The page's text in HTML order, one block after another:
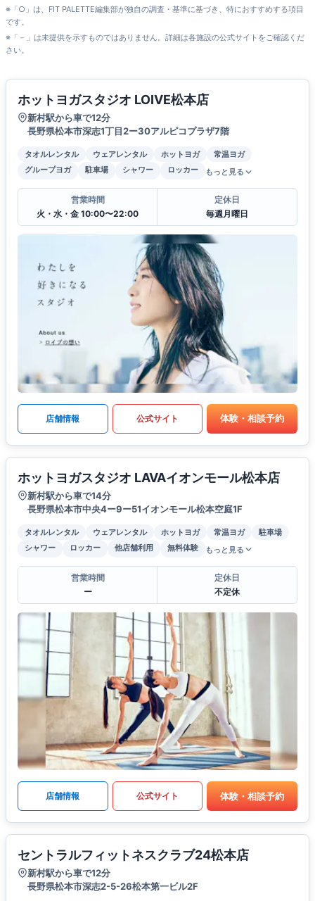
※「○」は、FIT PALETTE編集部が独自の調査・基準に基づき、特におすすめする項目
です。
※「－」は未提供を示すものではありません。詳細は各施設の公式サイトをご確認くだ
さい。
ホットヨガスタジオ LOIVE松本店
新村駅から車で12分
長野県松本市深志1丁目2ー30アルピコプラザ7階
タオルレンタル ウェアレンタル ホットヨガ
常温ヨガ
グループヨガ
駐車場 シャワー ロッカー もっと見る
営業時間
火・水・金 10:00〜22:00
定休日
毎週月曜日
店舗情報 公式サイト 体験・相談予約
ホットヨガスタジオ LAVAイオンモール松本店
新村駅から車で14分
長野県松本市中央4ー9ー51イオンモール松本空庭1F
タオルレンタル ウェアレンタル ホットヨガ 常温ヨガ
駐車場
シャワー
ロッカー 他店舗利用 無料体験 もっと見る
営業時間
ー
定休日
不定休
店舗情報 公式サイト 体験・相談予約
セントラルフィットネスクラブ24松本店
新村駅から車で12分
長野県松本市深志2-5-26松本第一ビル2F